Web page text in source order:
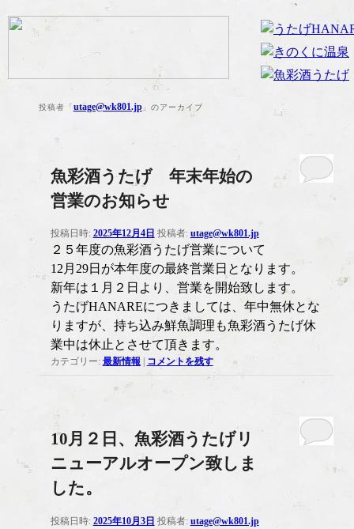
投稿者「utage@wk801.jp」のアーカイブ
魚彩酒うたげ 年末年始の
営業のお知らせ
投稿日時: 2025年12月4日 投稿者: utage@wk801.jp
２５年度の魚彩酒うたげ営業について
12月29日が本年度の最終営業日となります。
新年は１月２日より、営業を開始致します。
うたげHANAREにつきましては、年中無休とな
りますが、持ち込み鮮魚調理も魚彩酒うたげ休
業中は休止とさせて頂きます。
カテゴリー: 最新情報 コメントを残す
10月２日、魚彩酒うたげリ
ニューアルオープン致しま
した。
投稿日時: 2025年10月3日 投稿者: utage@wk801.jp